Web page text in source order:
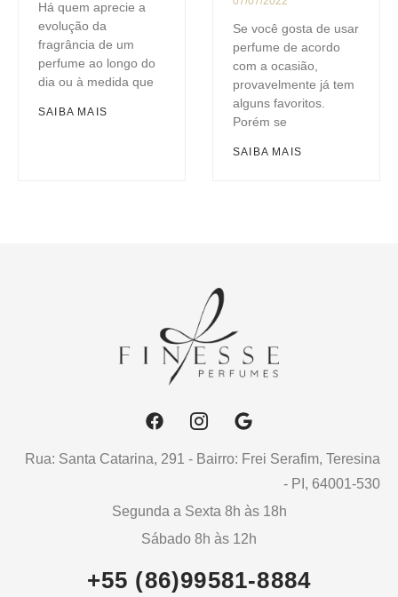
Há quem aprecie a
evolução da
fragrância de um
perfume ao longo do
dia ou à medida que
SAIBA MAIS
Se você gosta de usar
perfume de acordo
com a ocasião,
provavelmente já tem
alguns favoritos.
Porém se
SAIBA MAIS
Rua: Santa Catarina, 291 - Bairro: Frei Serafim, Teresina
- PI, 64001-530
Segunda a Sexta 8h às 18h
Sábado 8h às 12h
+55 (86)99581-8884